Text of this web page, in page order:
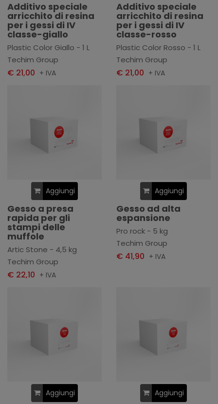
Additivo speciale
arricchito di resina
per i gessi di IV
classe-giallo
Plastic Color Giallo - 1 L
Techim Group
€ 21,00 + IVA
Additivo speciale
arricchito di resina
per i gessi di IV
classe-rosso
Plastic Color Rosso - 1 L
Techim Group
€ 21,00 + IVA
Aggiungi
Gesso a presa
rapida per gli
stampi delle
muffole
Artic Stone - 4,5 kg
Techim Group
€ 22,10 + IVA
Aggiungi
Gesso ad alta
espansione
Pro rock - 5 kg
Techim Group
€ 41,90 + IVA
Aggiungi Aggiungi